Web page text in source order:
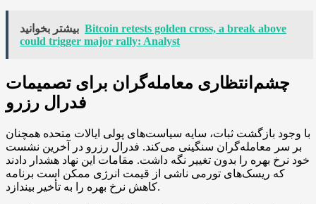
بیشتر بخوانید Bitcoin retests golden cross, a break above
could trigger major rally: Analyst
چشم‌انتظاری معامله‌گران برای تصمیمات
فدرال رزرو
با وجود بازگشت ثبات، سایه سیاست‌های پولی ایالات متحده همچنان
بر سر معامله‌گران سنگینی می‌کند. فدرال رزرو در آخرین نشست
خود نرخ بهره را بدون تغییر نگه داشت. مقامات این نهاد هشدار دادند
که ریسک‌های تورمی ناشی از قیمت انرژی ممکن است برنامه
کاهش نرخ بهره را به تأخیر بیندازد.